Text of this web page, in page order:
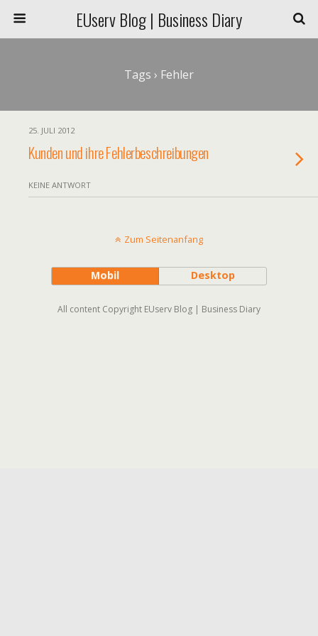
EUserv Blog | Business Diary
Tags › Fehler
25. JULI 2012
Kunden und ihre Fehlerbeschreibungen
KEINE ANTWORT
Zum Seitenanfang
Mobil Desktop
All content Copyright EUserv Blog | Business Diary